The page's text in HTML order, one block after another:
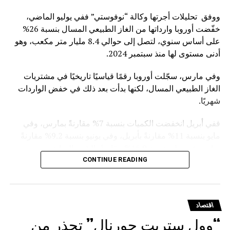
ووفق تحليلات أجرتها وكالة “نوفوستي” ففي يوليو الماضي،
خفّضت أوروبا وارداتها من الغاز الطبيعي المسال بنسبة 26%
على أساس سنوي، لتصل إلى حوالي 8.4 مليار متر مكعب، وهو
أدنى مستوى لها منذ سبتمبر 2024.
وفي مارس، سجّلت أوروبا رقمًا قياسيًا تاريخيًا في مشتريات
الغاز الطبيعي المسال، لكنها بدأت بعد ذلك في خفض الواردات
شهريًا.
ففي أبريل انخفضت الكميات بنسبة 7% مقارنةً بمارس، وفي
ويأتي هذا التراجع في ظل التوجه الأوروبي الرسمي للفكاك من
الغاز الروسي. ففي يناير الماضي، أقر مجلس الاتحاد الأوروبي
والغاز القادم عبر الخطوط الأنبوبية
CONTINUE READING
اقتصاد
“وول ستريت جورنال” تحذر من